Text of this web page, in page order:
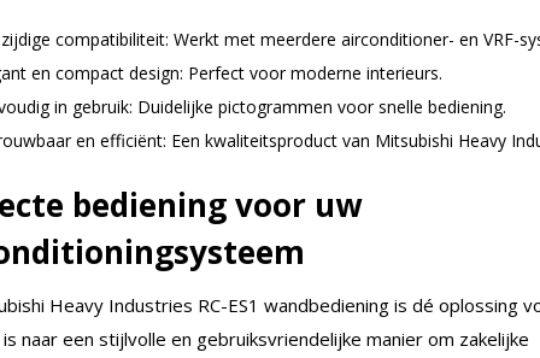
compatibiliteit: Werkt met meerdere airconditioner- en VRF-
en compact design: Perfect voor moderne interieurs.
in gebruik: Duidelijke pictogrammen voor snelle bediening.
en efficiënt: Een kwaliteitsproduct van Mitsubishi Heavy
bediening voor uw
Heavy Industries RC-ES1 wandbediening is dé oplossing
naar een stijlvolle en gebruiksvriendelijke manier om zakelijke